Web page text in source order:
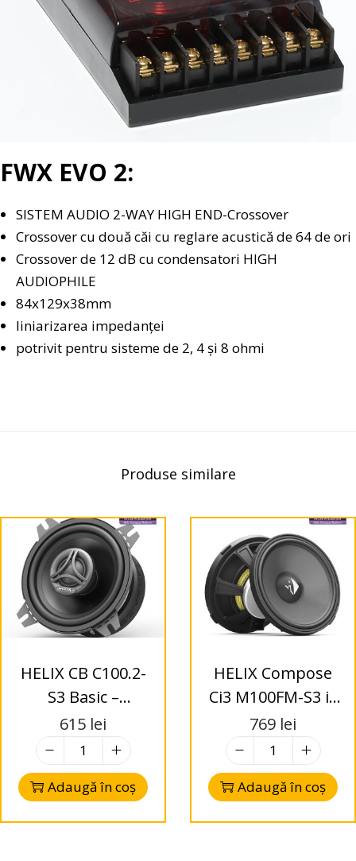
FWX EVO 2:
SISTEM AUDIO 2-WAY HIGH END-Crossover
Crossover cu două căi cu reglare acustică de 64 de ori
Crossover de 12 dB cu condensatori HIGH
AUDIOPHILE
84x129x38mm
liniarizarea impedanței
potrivit pentru sisteme de 2, 4 și 8 ohmi
Produse similare
HELIX CB C100.2-
S3 Basic –
Difuzoare Coaxial
100mm – 2-Way –
3 Ohms
615 lei
Adaugă în coș
HELIX Compose
Ci3 M100FM-S3 i3
– Difuzoare
Midrange 100mm
– 3 Ohms
769 lei
Adaugă în coș